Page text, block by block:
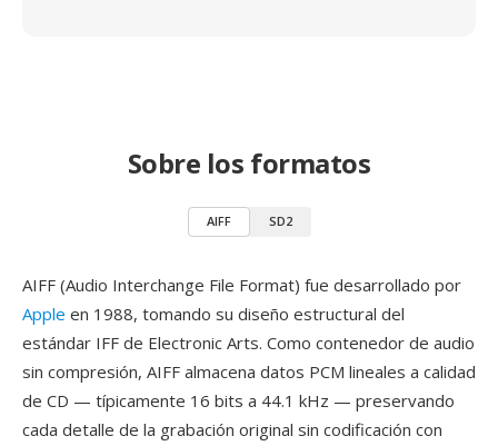
Sobre los formatos
AIFF SD2
AIFF (Audio Interchange File Format) fue desarrollado por
Apple en 1988, tomando su diseño estructural del
estándar IFF de Electronic Arts. Como contenedor de audio
sin compresión, AIFF almacena datos PCM lineales a calidad
de CD — típicamente 16 bits a 44.1 kHz — preservando
cada detalle de la grabación original sin codificación con